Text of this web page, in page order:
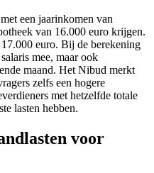
een jaarinkomen van
van 16.000 euro krijgen.
euro. Bij de berekening
mee, maar ook
maand. Het Nibud merkt
zelfs een hogere
met hetzelfde totale
lasten hebben.
voor